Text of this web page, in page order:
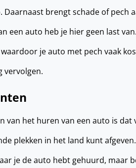
brengt schade of pech
een auto heb je hier geen last
je auto met pech vaak
vervolgen.
van het huren van een auto is
plekken in het land kunt
je de auto hebt gehuurd, maar